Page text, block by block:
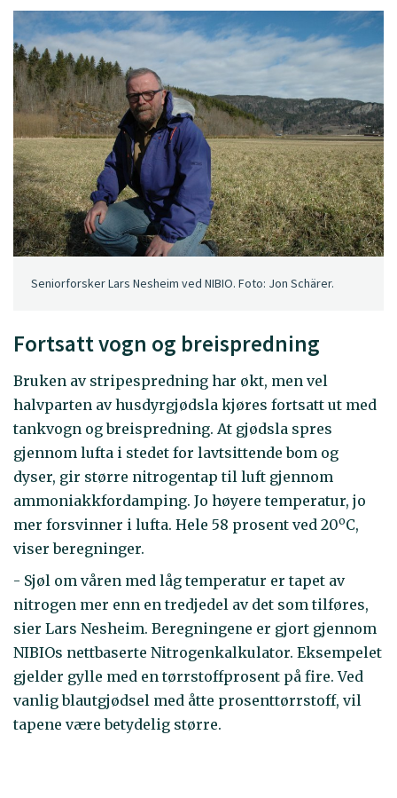
Seniorforsker Lars Nesheim ved NIBIO. Foto: Jon Schärer.
Fortsatt vogn og breispredning
Bruken av stripespredning har økt, men vel
halvparten av husdyrgjødsla kjøres fortsatt ut med
tankvogn og breispredning. At gjødsla spres
gjennom lufta i stedet for lavtsittende bom og
dyser, gir større nitrogentap til luft gjennom
ammoniakkfordamping. Jo høyere temperatur, jo
mer forsvinner i lufta. Hele 58 prosent ved 20oC,
viser beregninger.
- Sjøl om våren med låg temperatur er tapet av
nitrogen mer enn en tredjedel av det som tilføres,
sier Lars Nesheim. Beregningene er gjort gjennom
NIBIOs nettbaserte Nitrogenkalkulator. Eksempelet
gjelder gylle med en tørrstoffprosent på fire. Ved
vanlig blautgjødsel med åtte prosenttørrstoff, vil
tapene være betydelig større.